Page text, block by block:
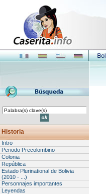
Historia
Intro
Periodo Precolombino
Colonia
República
Estado Plurinational de Bolivia
(2010 - ...)
Personnajes importantes
Leyendas